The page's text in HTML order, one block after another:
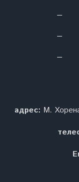
адрес: М.